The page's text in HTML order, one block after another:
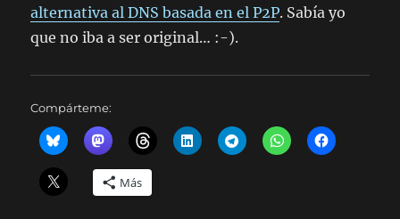
alternativa al DNS basada en el P2P. Sabía yo
que no iba a ser original… :-).
Compárteme:
Más